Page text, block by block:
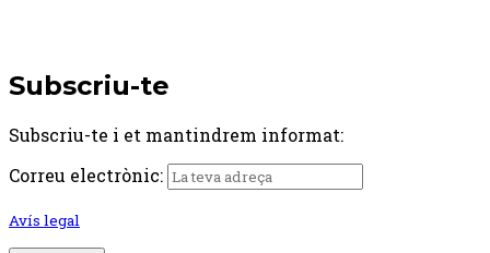
Subscriu-te
Subscriu-te i et mantindrem informat:
Correu electrònic:
Avís legal